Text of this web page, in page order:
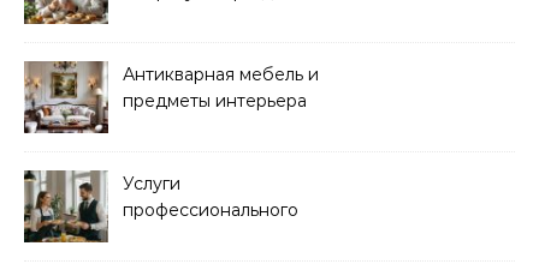
Антикварная мебель и
предметы интерьера
Услуги
профессионального